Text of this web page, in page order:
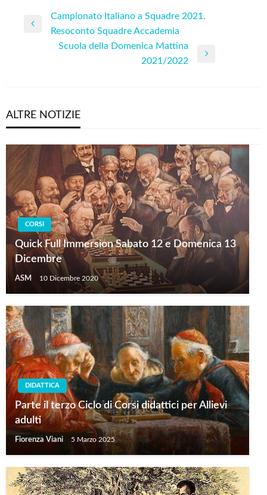
Navigazione
articoli
Previous
Campionato Italiano a Squadre 2021.
Resoconto Squadre Accademia
Scuola della Domenica Mattina
2021/2022
ALTRE NOTIZIE
CORSI
Quick Full Immersion Sabato 12 e Domenica 13
Dicembre
ASM 10 Dicembre 2020
DIDATTICA
Parte il terzo Ciclo di Corsi didattici per Allievi
adulti
Fiorenza Viani 5 Marzo 2025